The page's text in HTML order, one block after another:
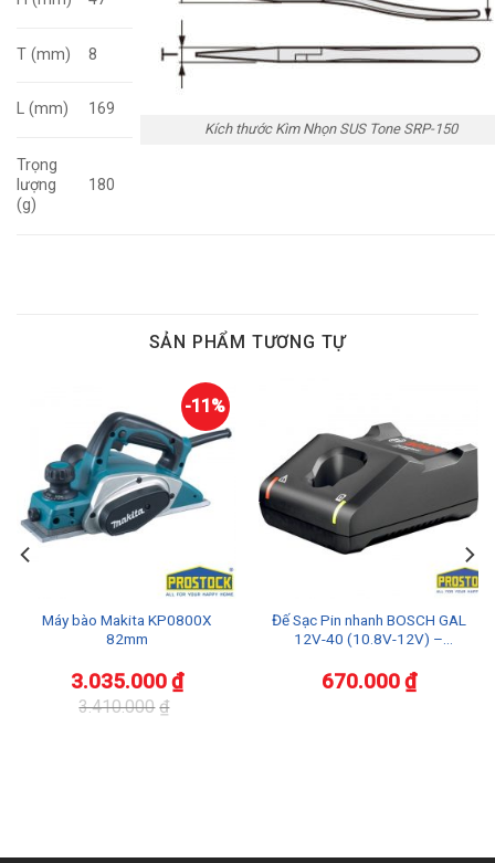
Kích thước Kìm Nhọn SUS Tone SRP-150
T (mm) 8
L (mm) 169
Trọng
lượng
(g)
180
SẢN PHẨM TƯƠNG TỰ
-11%
Máy bào Makita KP0800X
82mm
3.410.000 ₫
3.035.000₫
Đế Sạc Pin nhanh BOSCH GAL
12V-40 (10.8V-12V) –
670.000₫